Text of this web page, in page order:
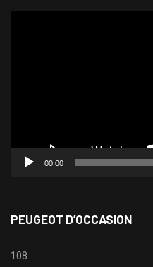
00:00
PEUGEOT D’OCCASION
108